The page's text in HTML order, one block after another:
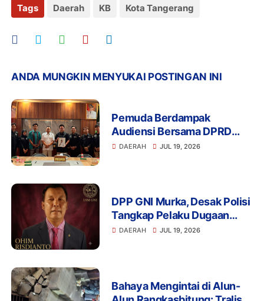
Tags Daerah KB Kota Tangerang
ANDA MUNGKIN MENYUKAI POSTINGAN INI
Pemuda Berdampak
Audiensi Bersama DPRD
Provinsi Banten Bahas
DAERAH JUL 19, 2026
DPP GNI Murka, Desak Polisi
Tangkap Pelaku Dugaan
Intimidasi dan
DAERAH JUL 19, 2026
Bahaya Mengintai di Alun-